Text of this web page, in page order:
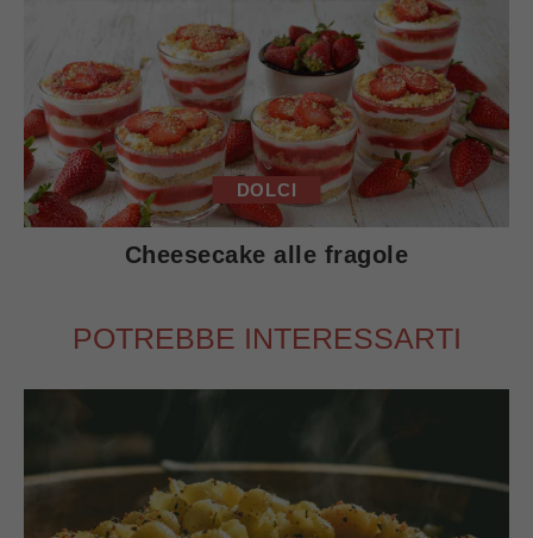
DOLCI
Cheesecake alle fragole
POTREBBE INTERESSARTI